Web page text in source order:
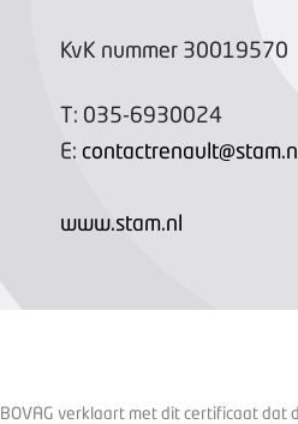
KvK nummer 30019570
T: 035-6930024
E:
www.stam.nl
BOVAG verklaart met dit certificaat dat